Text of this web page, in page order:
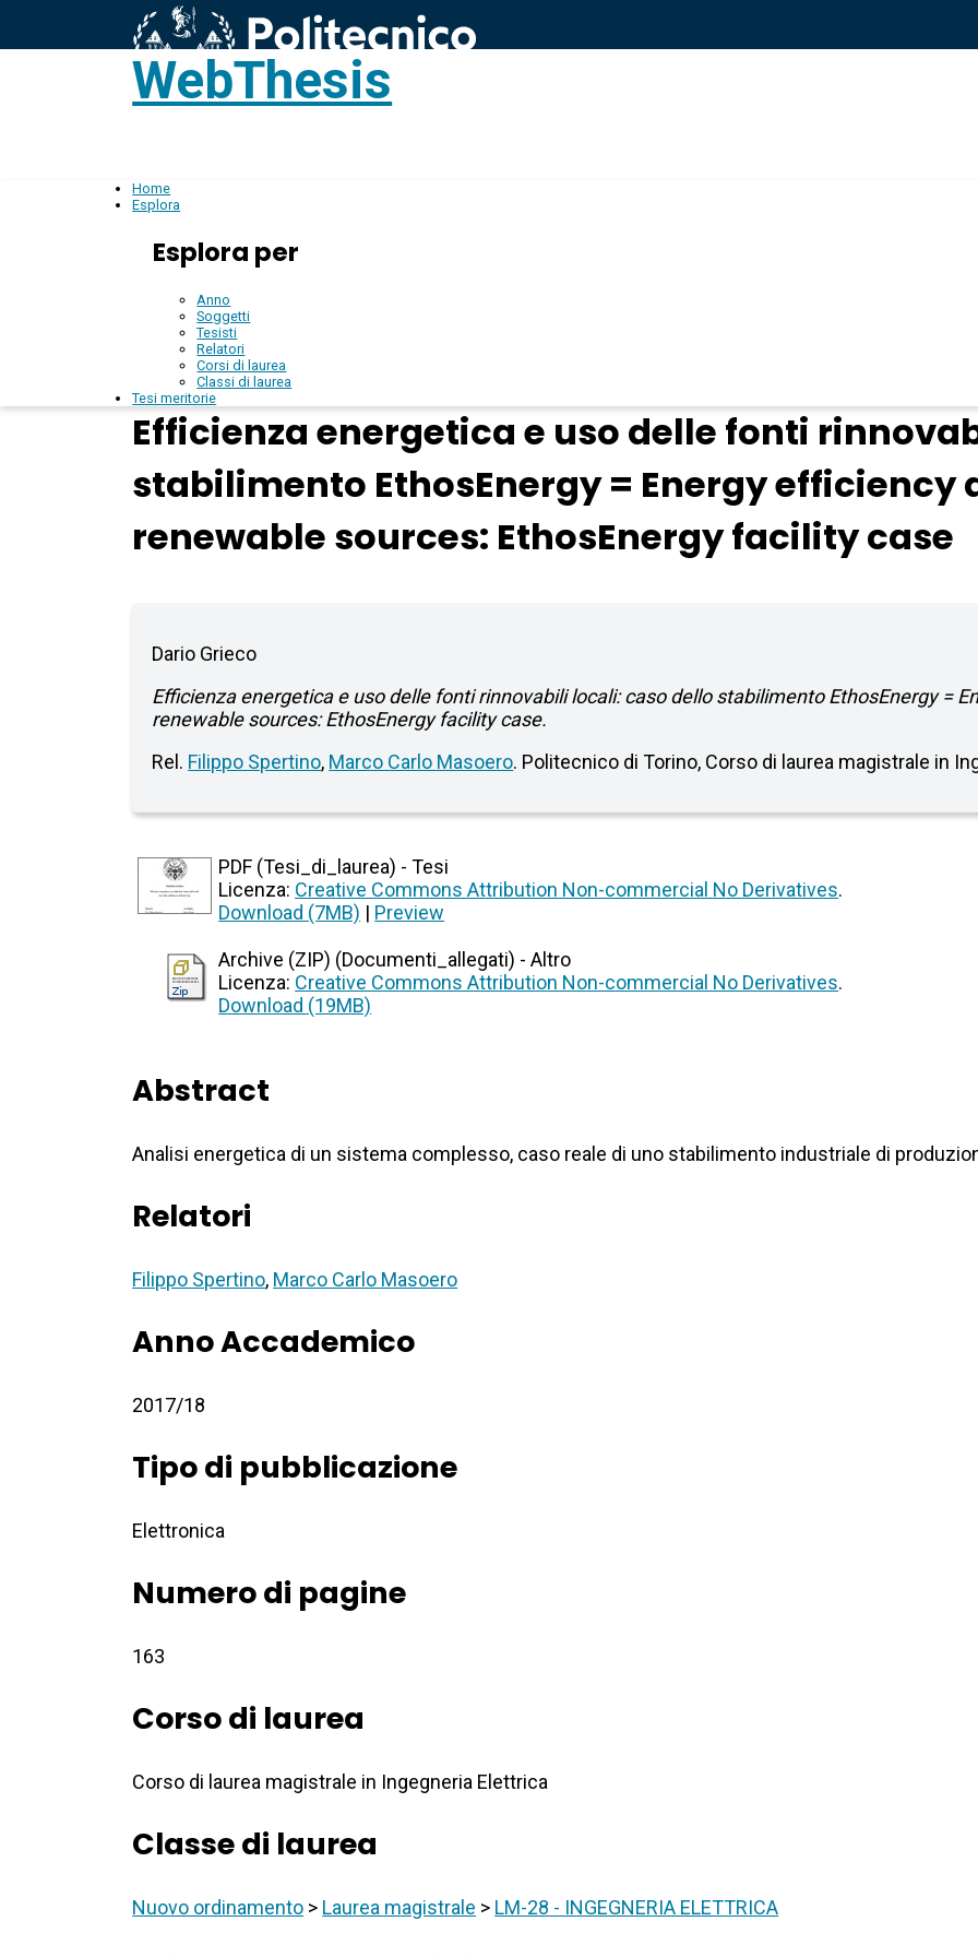
WebThesis
Home
Esplora
Esplora per
Anno
Soggetti
Tesisti
Relatori
Corsi di laurea
Classi di laurea
Tesi meritorie
Efficienza energetica e uso delle fonti
stabilimento EthosEnergy = Energy efficiency
renewable sources: EthosEnergy facility case
Dario Grieco
Efficienza energetica e uso delle fonti rinnovabili locali: caso dello stabilimento EthosEnergy =
renewable sources: EthosEnergy facility case.
Rel. Filippo Spertino, Marco Carlo Masoero. Politecnico di Torino, Corso di laurea magistrale in
PDF (Tesi_di_laurea) - Tesi
Licenza: Creative Commons Attribution Non-commercial No Derivatives.
Download (7MB) | Preview
Archive (ZIP) (Documenti_allegati) - Altro
Licenza: Creative Commons Attribution Non-commercial No Derivatives.
Download (19MB)
Abstract
Analisi energetica di un sistema complesso, caso reale di uno stabilimento industriale di
Relatori
Filippo Spertino, Marco Carlo Masoero
Anno Accademico
2017/18
Tipo di pubblicazione
Elettronica
Numero di pagine
163
Corso di laurea
Corso di laurea magistrale in Ingegneria Elettrica
Classe di laurea
Nuovo ordinamento > Laurea magistrale > LM-28 - INGEGNERIA ELETTRICA